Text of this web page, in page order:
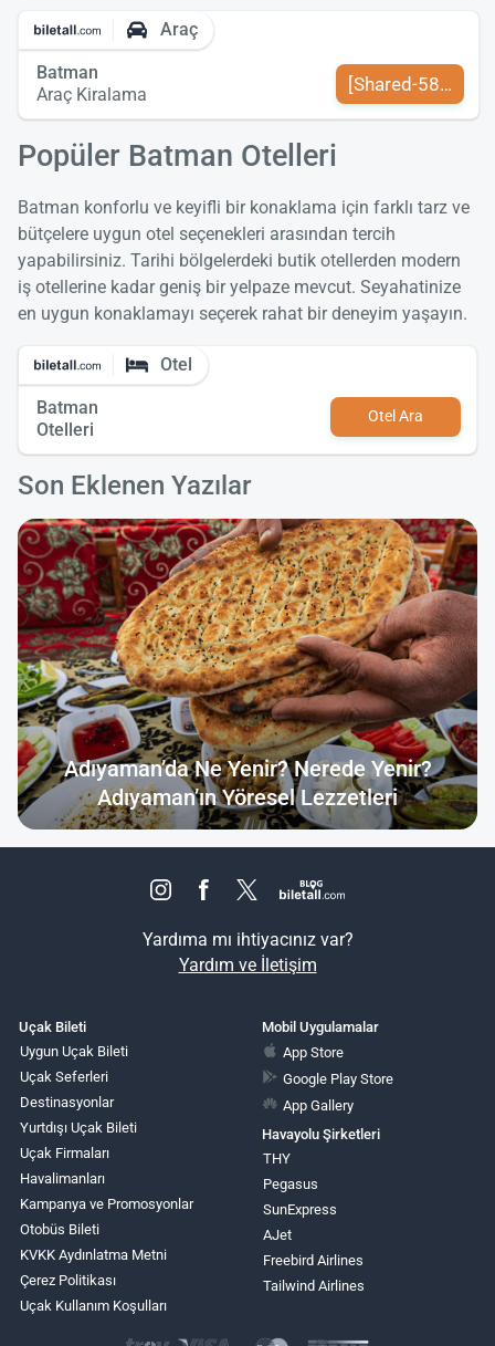
Araç
Batman
Araç Kiralama
[Shared-589-tr-
Popüler Batman Otelleri
Batman konforlu ve keyifli bir konaklama için farklı tarz ve
bütçelere uygun otel seçenekleri arasından tercih
yapabilirsiniz. Tarihi bölgelerdeki butik otellerden modern
iş otellerine kadar geniş bir yelpaze mevcut. Seyahatinize
en uygun konaklamayı seçerek rahat bir deneyim yaşayın.
Otel
Batman
Otelleri
Otel Ara
Son Eklenen Yazılar
Adıyaman’da Ne Yenir? Nerede Yenir?
Adıyaman’ın Yöresel Lezzetleri
Yardıma mı ihtiyacınız var?
Yardım ve İletişim
Uçak Bileti
Uygun Uçak Bileti
Uçak Seferleri
Destinasyonlar
Yurtdışı Uçak Bileti
Uçak Firmaları
Havalimanları
Kampanya ve Promosyonlar
Otobüs Bileti
KVKK Aydınlatma Metni
Çerez Politikası
Uçak Kullanım Koşulları
Mobil Uygulamalar
App Store
Google Play Store
App Gallery
Havayolu Şirketleri
THY
Pegasus
SunExpress
AJet
Freebird Airlines
Tailwind Airlines